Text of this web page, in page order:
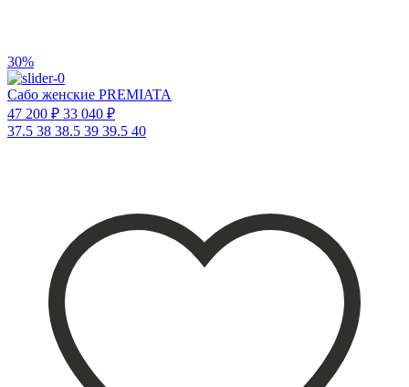
30%
Сабо женские PREMIATA
47 200 ₽ 33 040 ₽
37.5 38 38.5 39 39.5 40